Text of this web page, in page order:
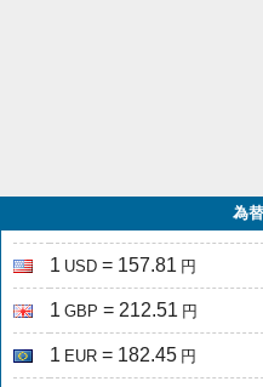
為
1 USD = 157.81 円
1 GBP = 212.51 円
1 EUR = 182.45 円